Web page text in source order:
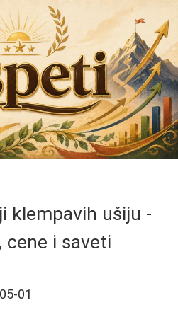
klempavih ušiju -
cene i saveti
01